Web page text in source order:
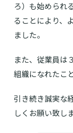
ろ）も始められ
ることにより、
ました。
また、従業員は
組織になれたこ
引き続き誠実な
しくお願い致し